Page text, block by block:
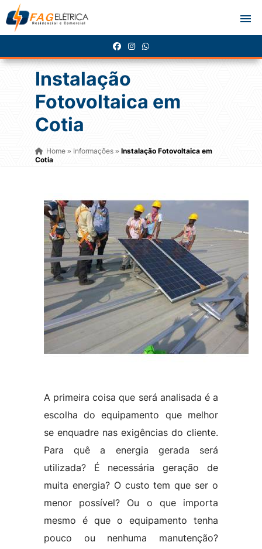
Instalação
Fotovoltaica em
Cotia
Home» Informações » Instalação Fotovoltaica em
Cotia
A primeira coisa que será analisada é a
escolha do equipamento que melhor
se enquadre nas exigências do cliente.
Para quê a energia gerada será
utilizada? É necessária geração de
muita energia? O custo tem que ser o
menor possível? Ou o que importa
mesmo é que o equipamento tenha
pouco ou nenhuma manutenção?